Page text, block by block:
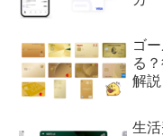
ゴ
る
解
生